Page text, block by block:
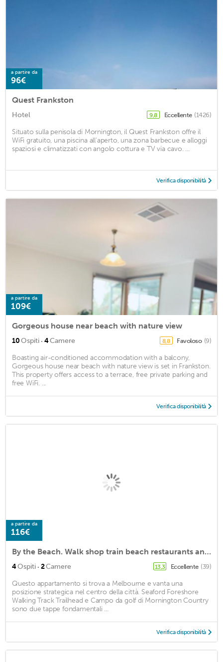
a partire da
96€
Quest Frankston
Hotel 9,8 Eccellente (1426)
Situato sulla penisola di Mornington, il Quest Frankston offre il
WiFi gratuito, una piscina all'aperto, una zona barbecue e alloggi
spaziosi e climatizzati con angolo cottura e TV via cavo. ...
Verifica disponibilità
a partire da
109€
Gorgeous house near beach with nature view
10Ospiti · 4Camere 8,8 Favoloso (9)
Boasting air-conditioned accommodation with a balcony,
Gorgeous house near beach with nature view is set in Frankston.
This property offers access to a terrace, free private parking and
free WiFi. ...
Verifica disponibilità
a partire da
116€
By the Beach. Walk shop train beach restaurants and cinema
4Ospiti · 2Camere 13,3 Eccellente (39)
Questo appartamento si trova a Melbourne e vanta una
posizione strategica nel centro della città. Seaford Foreshore
Walking Track Trailhead e Campo da golf di Mornington Country
sono due tappe fondamentali ...
Verifica disponibilità